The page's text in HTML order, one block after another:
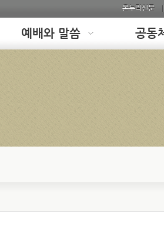
온누리신문
예배와 말씀 공동